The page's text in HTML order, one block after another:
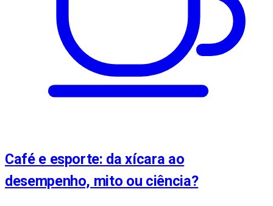
Café e esporte: da xícara ao
desempenho, mito ou ciência?